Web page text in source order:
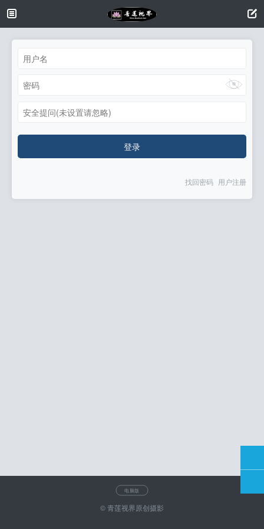
安全提问(未设置请忽略)
登录
找回密码 用户注册
电脑版
© 青莲视界原创摄影